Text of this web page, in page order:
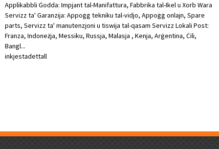
Applikabbli Ġodda: Impjant tal-Manifattura, Fabbrika tal-Ikel u Xorb Wara
Servizz ta' Garanzija: Appoġġ tekniku tal-vidjo, Appoġġ onlajn, Spare
parts, Servizz ta' manutenzjoni u tiswija tal-qasam Servizz Lokali Post:
Franza, Indoneżja, Messiku, Russja, Malasja , Kenja, Arġentina, Ċili,
Bangl...
inkjestadettall